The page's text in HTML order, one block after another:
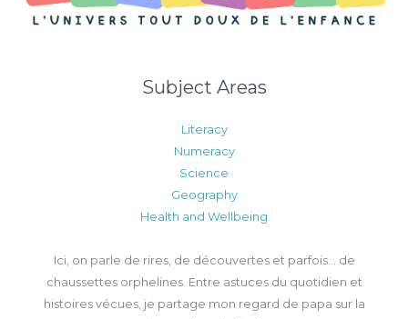
Subject Areas
Literacy
Numeracy
Science
Geography
Health and Wellbeing
Ici, on parle de rires, de découvertes et parfois… de
chaussettes orphelines. Entre astuces du quotidien et
histoires vécues, je partage mon regard de papa sur la